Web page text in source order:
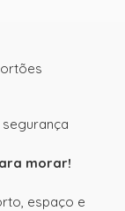
morar!
espaço e